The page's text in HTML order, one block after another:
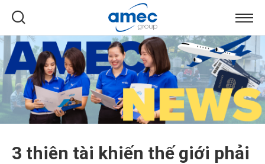
3 thiên tài khiến thế giới phải